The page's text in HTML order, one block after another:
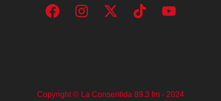
Copyright © La Consentida 89.3 fm - 2024